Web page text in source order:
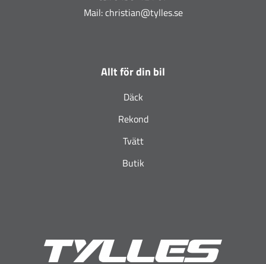
Mail:christian@tylles.se
Allt för din bil
Däck
Rekond
Tvätt
Butik